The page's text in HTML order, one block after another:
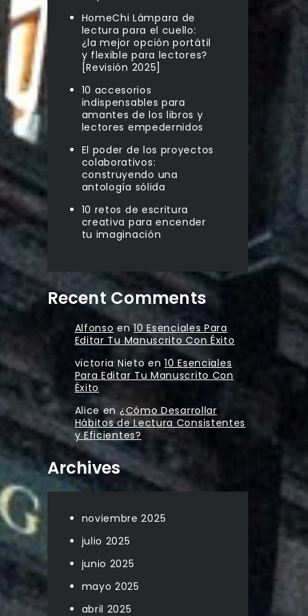
HomeChi Lámpara de
lectura para el cuello:
¿la mejor opción portátil
y flexible para lectores?
[Revisión 2025]
10 accesorios
indispensables para
amantes de los libros y
lectores empedernidos
El poder de los proyectos
colaborativos:
construyendo una
antología sólida
10 retos de escritura
creativa para encender
tu imaginación
Recent Comments
Alfonso en10 Esenciales Para
Editar Tu Manuscrito Con Éxito
victoria Nieto en10 Esenciales
Para Editar Tu Manuscrito Con
Éxito
Aliceen ¿Cómo Desarrollar
Hábitos de Lectura Consistentes
y Eficientes?
Archives
noviembre 2025
julio 2025
junio 2025
mayo 2025
abril 2025